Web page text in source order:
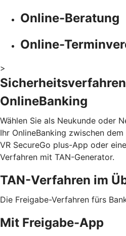
Online-Beratung
Online-
>
OnlineBanking
Wählen Sie als Neukunde oder
Ihr OnlineBanking zwischen
VR SecureGo plus-App oder
Verfahren mit TAN-Generator.
TAN-Verfahren im
Die Freigabe-Verfahren fürs
Mit Freigabe-App